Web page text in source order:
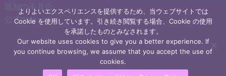
既知の不具合
公式note
よりよいエクスペリエンスを提供するため、当ウェブサイトでは
Cookie を使用しています。引き続き閲覧する場合、Cookie の使用
を承諾したものとみなされます。
Our website uses cookies to give you a better experience. If
you continue browsing, we assume that you accept the use of
cookies.